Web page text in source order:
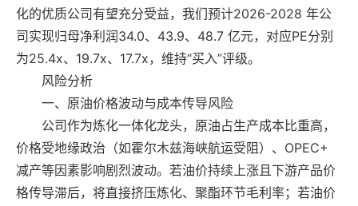
化的优质公司有望充分受益，我们预计2026-2028 年公
司实现归母净利润34.0、43.9、48.7 亿元，对应PE分别
为25.4x、19.7x、17.7x，维持“买入”评级。
风险分析
一、原油价格波动与成本传导风险
公司作为炼化一体化龙头，原油占生产成本比重高，
价格受地缘政治（如霍尔木兹海峡航运受阻）、OPEC+
减产等因素影响剧烈波动。若油价持续上涨且下游产品价
格传导滞后，将直接挤压炼化、聚酯环节毛利率；若油价